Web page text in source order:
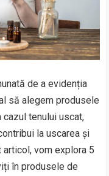
de a evidenția
să alegem produsele
tenului uscat,
la uscarea și
vom explora 5
în produsele de